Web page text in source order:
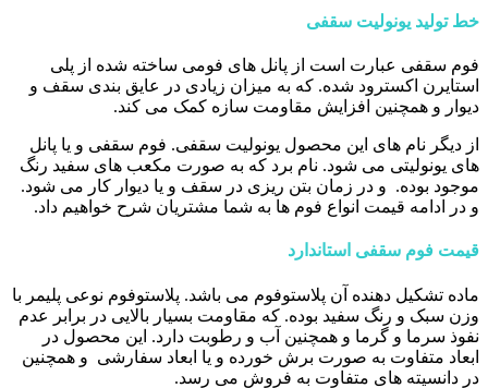
خط تولید یونولیت سقفی
فوم سقفی عبارت است از پانل های فومی ساخته شده از پلی
استایرن اکسترود شده. که به میزان زیادی در عایق بندی سقف و
دیوار و همچنین افزایش مقاومت سازه کمک می کند.
از دیگر نام های این محصول یونولیت سقفی. فوم سقفی و یا پانل
های یونولیتی می شود. نام برد که به صورت مکعب های سفید رنگ
موجود بوده. و در زمان بتن ریزی در سقف و یا دیوار کار می شود.
و در ادامه قیمت انواع فوم ها به شما مشتریان شرح خواهیم داد.
قیمت فوم سقفی استاندارد
ماده تشکیل دهنده آن پلاستوفوم می باشد. پلاستوفوم نوعی پلیمر با
وزن سبک و رنگ سفید بوده. که مقاومت بسیار بالایی در برابر عدم
نفوذ سرما و گرما و همچنین آب و رطوبت دارد. این محصول در
ابعاد متفاوت به صورت برش خورده و یا ابعاد سفارشی و همچنین
در دانسیته های متفاوت به فروش می رسد.